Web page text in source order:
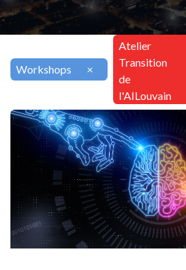
Workshops ×
Atelier
Transition
de
l'AILouvain